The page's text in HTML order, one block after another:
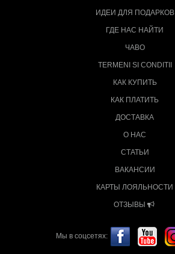
ИДЕИ ДЛЯ ПОДАРКОВ
ГДЕ НАС НАЙТИ
ЧАВО
TERMENI SI CONDITII
КАК КУПИТЬ
КАК ПЛАТИТЬ
ДОСТАВКА
О НАС
СТАТЬИ
ВАКАНСИИ
КАРТЫ ЛОЯЛЬНОСТИ
ОТЗЫВЫ
Мы в соцсетях: